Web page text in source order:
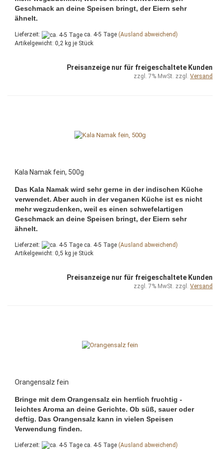
Geschmack an deine Speisen bringt, der Eiern sehr
ähnelt.
Lieferzeit: ca. 4-5 Tage (Ausland abweichend)
Artikelgewicht: 0,2 kg je Stück
Preisanzeige nur für freigeschaltete Kunden
zzgl. 7% MwSt. zzgl. Versand
Kala Namak fein, 500g
Das Kala Namak wird sehr gerne in der indischen Küche
verwendet. Aber auch in der veganen Küche ist es nicht
mehr wegzudenken, weil es einen schwefelartigen
Geschmack an deine Speisen bringt, der Eiern sehr
ähnelt.
Lieferzeit: ca. 4-5 Tage (Ausland abweichend)
Artikelgewicht: 0,5 kg je Stück
Preisanzeige nur für freigeschaltete Kunden
zzgl. 7% MwSt. zzgl. Versand
Orangensalz fein
Bringe mit dem Orangensalz ein herrlich fruchtig -
leichtes Aroma an deine Gerichte. Ob süß, sauer oder
deftig. Das Orangensalz kann in vielen Speisen
Verwendung finden.
Lieferzeit: ca. 4-5 Tage (Ausland abweichend)